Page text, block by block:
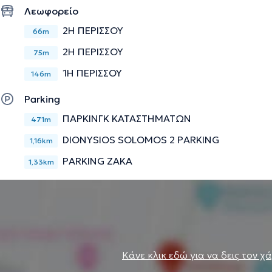
Λεωφορείο
66m 2Η ΠΕΡΙΣΣΟΥ
75m 2Η ΠΕΡΙΣΣΟΥ
146m 1Η ΠΕΡΙΣΣΟΥ
Parking
471m ΠΑΡΚΙΝΓΚ ΚΑΤΑΣΤΗΜΑΤΩΝ
1,16km DIONYSIOS SOLOMOS 2 PARKING
1,33km PARKING ZAKA
Κάνε κλικ εδώ για να δεις τον